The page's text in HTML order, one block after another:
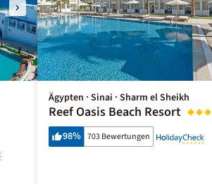
Ägypten · Sinai · Sharm el Sheikh
Reef Oasis Beach Resort
98% 703 Bewertungen